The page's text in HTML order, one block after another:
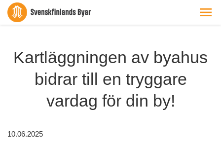
Kartläggningen av byahus
bidrar till en tryggare
vardag för din by!
10.06.2025